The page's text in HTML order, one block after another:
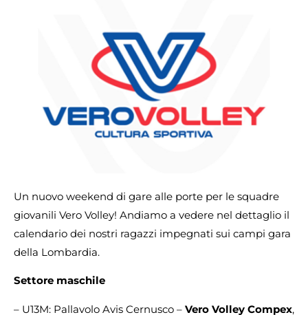
Un nuovo weekend di gare alle porte per le squadre
giovanili Vero Volley! Andiamo a vedere nel dettaglio il
calendario dei nostri ragazzi impegnati sui campi gara
della Lombardia.
Settore maschile
– U13M: Pallavolo Avis Cernusco – Vero Volley Compex,